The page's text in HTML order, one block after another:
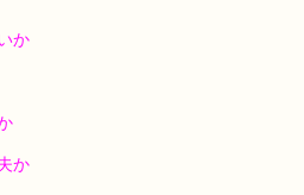
か
か